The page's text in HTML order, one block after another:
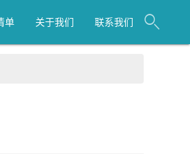
单 关于我们 联系我们